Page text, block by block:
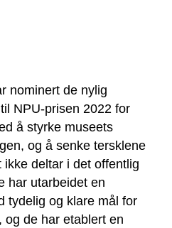
nominert de nylig
NPU-prisen 2022 for
å styrke museets
og å senke tersklene
deltar i det offentlig
har utarbeidet en
tydelig og klare mål for
og de har etablert en